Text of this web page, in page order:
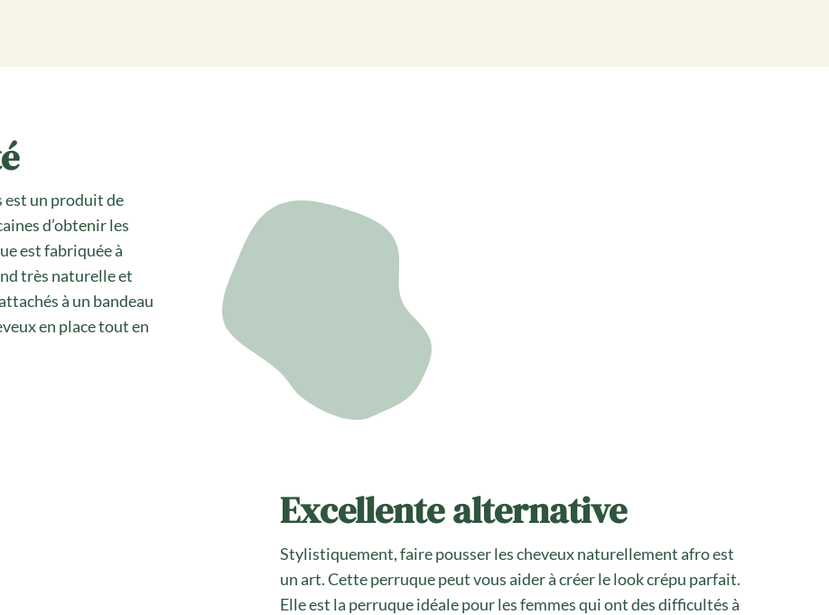
est un produit de
d’obtenir les
est fabriquée à
très naturelle et
à un bandeau
en place tout en
Excellente alternative
Stylistiquement, faire pousser les cheveux naturellement afro est
un art. Cette perruque peut vous aider à créer le look crépu parfait.
Elle est la perruque idéale pour les femmes qui ont des difficultés à